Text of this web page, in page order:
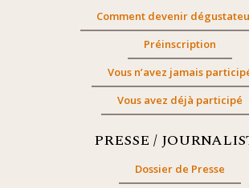
Comment devenir
Préinscription
Vous n’avez jamais
Vous avez déjà participé
PRESSE /
Dossier de Presse